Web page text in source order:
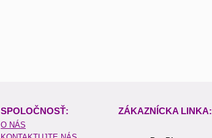
SPOLOČNOSŤ: ZÁKAZNÍCKA LINKA:
O NÁS